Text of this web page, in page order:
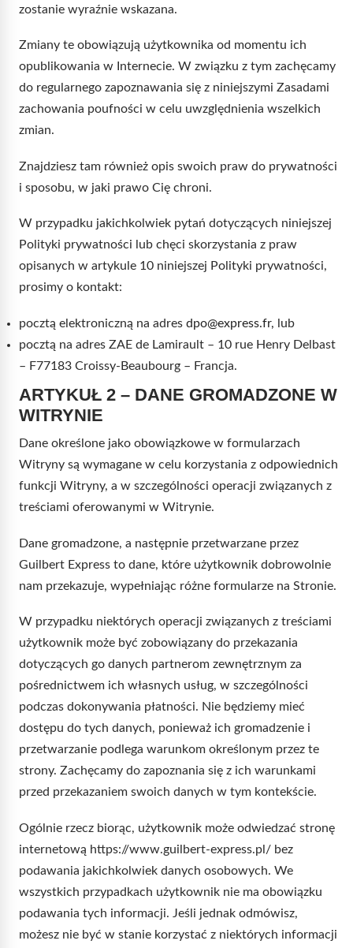
zostanie wyraźnie wskazana.
Zmiany te obowiązują użytkownika od momentu ich
opublikowania w Internecie. W związku z tym zachęcamy
do regularnego zapoznawania się z niniejszymi Zasadami
zachowania poufności w celu uwzględnienia wszelkich
zmian.
Znajdziesz tam również opis swoich praw do prywatności
i sposobu, w jaki prawo Cię chroni.
W przypadku jakichkolwiek pytań dotyczących niniejszej
Polityki prywatności lub chęci skorzystania z praw
opisanych w artykule 10 niniejszej Polityki prywatności,
prosimy o kontakt:
pocztą elektroniczną na adres dpo@express.fr, lub
pocztą na adres ZAE de Lamirault – 10 rue Henry Delbast
– F77183 Croissy-Beaubourg – Francja.
ARTYKUŁ 2 – DANE GROMADZONE W
WITRYNIE
Dane określone jako obowiązkowe w formularzach
Witryny są wymagane w celu korzystania z odpowiednich
funkcji Witryny, a w szczególności operacji związanych z
treściami oferowanymi w Witrynie.
Dane gromadzone, a następnie przetwarzane przez
Guilbert Express to dane, które użytkownik dobrowolnie
nam przekazuje, wypełniając różne formularze na Stronie.
W przypadku niektórych operacji związanych z treściami
użytkownik może być zobowiązany do przekazania
dotyczących go danych partnerom zewnętrznym za
pośrednictwem ich własnych usług, w szczególności
podczas dokonywania płatności. Nie będziemy mieć
dostępu do tych danych, ponieważ ich gromadzenie i
przetwarzanie podlega warunkom określonym przez te
strony. Zachęcamy do zapoznania się z ich warunkami
przed przekazaniem swoich danych w tym kontekście.
Ogólnie rzecz biorąc, użytkownik może odwiedzać stronę
internetową https://www.guilbert-express.pl/ bez
podawania jakichkolwiek danych osobowych. We
wszystkich przypadkach użytkownik nie ma obowiązku
podawania tych informacji. Jeśli jednak odmówisz,
możesz nie być w stanie korzystać z niektórych informacji